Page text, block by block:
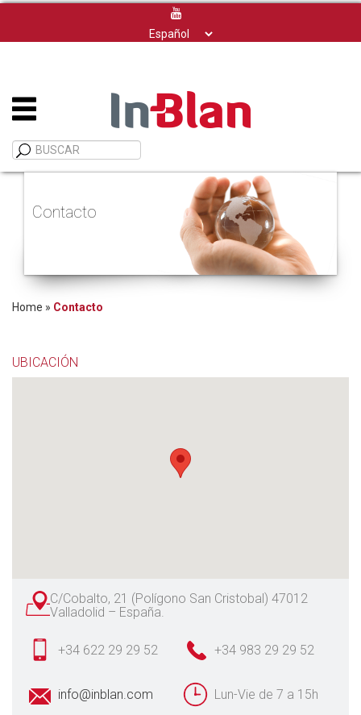
Elegir
Contacto
Home » Contacto
UBICACIÓN
C/Cobalto, 21 (Polígono San Cristobal) 47012
Valladolid – España.
+34 622 29 29 52 +34 983 29 29 52
info@inblan.com Lun-Vie de 7 a 15h